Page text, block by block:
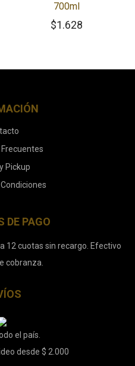
700ml
$1.628
Pickup
DE PAGO
12 cuotas sin recargo. Efectivo
cobranza.
el país.
desde $ 2.000